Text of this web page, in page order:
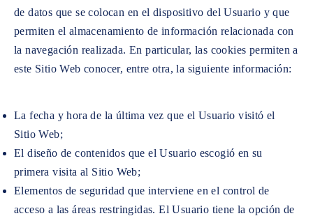
de datos que se colocan en el dispositivo del Usuario y que
permiten el almacenamiento de información relacionada con
la navegación realizada. En particular, las cookies permiten a
este Sitio Web conocer, entre otra, la siguiente información:
La fecha y hora de la última vez que el Usuario visitó el
Sitio Web;
El diseño de contenidos que el Usuario escogió en su
primera visita al Sitio Web;
Elementos de seguridad que interviene en el control de
acceso a las áreas restringidas. El Usuario tiene la opción de